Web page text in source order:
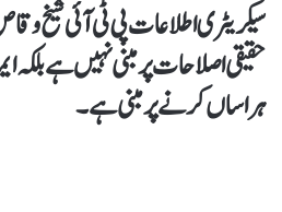
سیکریٹری اطلاعات پی ٹی آئی شیخ
حقیقی اصلاحات پر مبنی نہیں ہے بلکہ
ہراساں کرنے پر مبنی ہے۔